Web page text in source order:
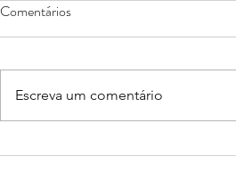
EBPOL encerrada de 10/8 a 14/8
Comentários
Escreva um comentário